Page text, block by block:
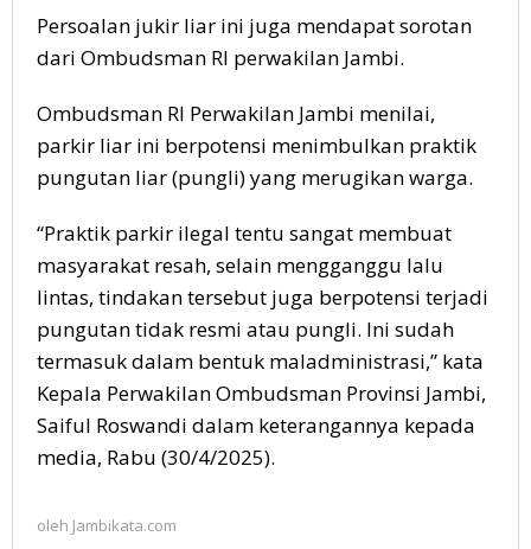
Persoalan jukir liar ini juga mendapat sorotan
dari Ombudsman RI perwakilan Jambi.
Ombudsman RI Perwakilan Jambi menilai,
parkir liar ini berpotensi menimbulkan praktik
pungutan liar (pungli) yang merugikan warga.
“Praktik parkir ilegal tentu sangat membuat
masyarakat resah, selain mengganggu lalu
lintas, tindakan tersebut juga berpotensi terjadi
pungutan tidak resmi atau pungli. Ini sudah
termasuk dalam bentuk maladministrasi,” kata
Kepala Perwakilan Ombudsman Provinsi Jambi,
Saiful Roswandi dalam keterangannya kepada
media, Rabu (30/4/2025).
oleh Jambikata.com